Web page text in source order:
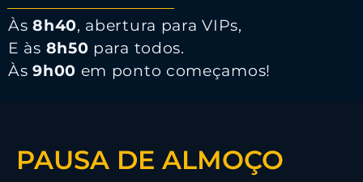
Às8h40, abertura para VIPs,
E às 8h50 para todos.
Às9h00 em ponto começamos!
PAUSA DE ALMOÇO